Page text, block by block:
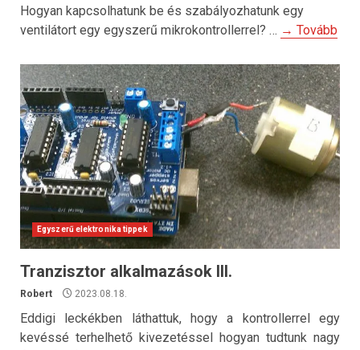
Hogyan kapcsolhatunk be és szabályozhatunk egy
ventilátort egy egyszerű mikrokontrollerrel? … → Tovább
Egyszerű elektronika tippek
Tranzisztor alkalmazások III.
Robert 2023.08.18.
Eddigi leckékben láthattuk, hogy a kontrollerrel egy
kevéssé terhelhető kivezetéssel hogyan tudtunk nagy